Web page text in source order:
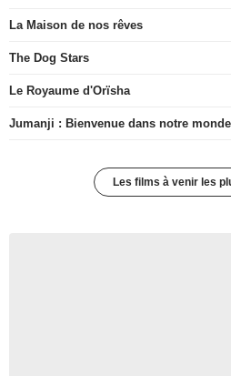
La Maison de nos rêves
The Dog Stars
Le Royaume d'Orïsha
Jumanji : Bienvenue dans notre monde
Les films à venir les